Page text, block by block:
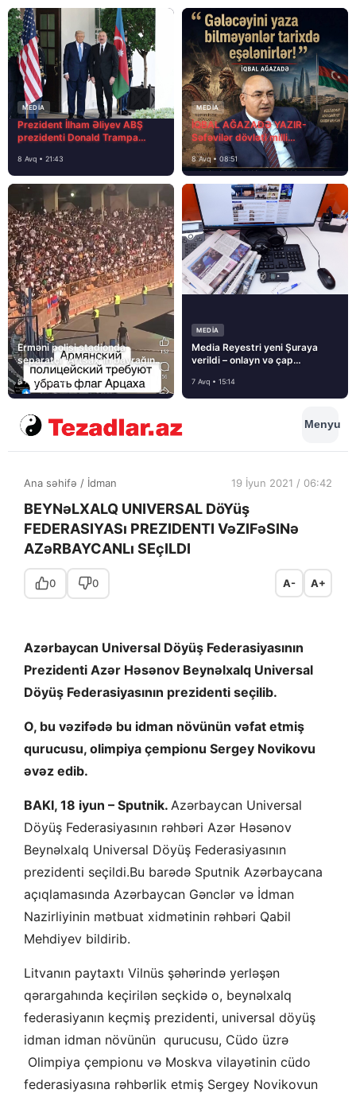
MEDİA
Prezident İlham Əliyev ABŞ
prezidenti Donald Trampa
8 Avq • 21:43
MEDİA
İQBAL AĞAZADƏ YAZIR-
Səfəvilər dövləti milli
dövlətdirmi?
8 Avq • 08:51
Erməni polisi stadionda
separatçı “Artsax”ın bayrağını
müsadirə etdi və…
8 Avq • 08:39
MEDİA
Media Reyestri yeni Şuraya
verildi – onlayn və çap
7 Avq • 15:14
Menyu
Ana səhifə / İdman 19 İyun 2021 / 06:42
BEYNəLXALQ UNIVERSAL DöYüş
FEDERASIYASı PREZIDENTI VəZIFəSINə
AZəRBAYCANLı SEçILDI
0 0 A- A+
Azərbaycan Universal Döyüş Federasiyasının
Prezidenti Azər Həsənov Beynəlxalq Universal
Döyüş Federasiyasının prezidenti seçilib.
O, bu vəzifədə bu idman növünün vəfat etmiş
qurucusu, olimpiya çempionu Sergey Novikovu
əvəz edib.
BAKI, 18 iyun – Sputnik. Azərbaycan Universal
Döyüş Federasiyasının rəhbəri Azər Həsənov
Beynəlxalq Universal Döyüş Federasiyasının
prezidenti seçildi.Bu barədə Sputnik Azərbaycana
açıqlamasında Azərbaycan Gənclər və İdman
Nazirliyinin mətbuat xidmətinin rəhbəri Qabil
Mehdiyev bildirib.
Litvanın paytaxtı Vilnüs şəhərində yerləşən
qərargahında keçirilən seçkidə o, beynəlxalq
federasiyanın keçmiş prezidenti, universal döyüş
idman idman növünün qurucusu, Cüdo üzrə
Olimpiya çempionu və Moskva vilayətinin cüdo
federasiyasına rəhbərlik etmiş Sergey Novikovun